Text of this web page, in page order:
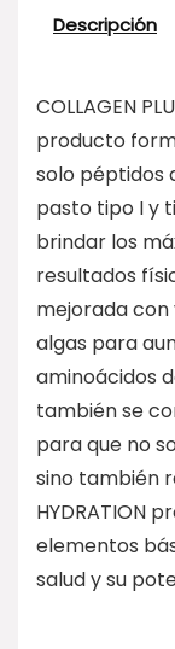
Descripción
COLLAGEN
producto
solo péptidos
pasto tipo I y
brindar los
resultados
mejorada con
algas para
aminoácidos
también se
para que no
sino también
HYDRATION
elementos
salud y su